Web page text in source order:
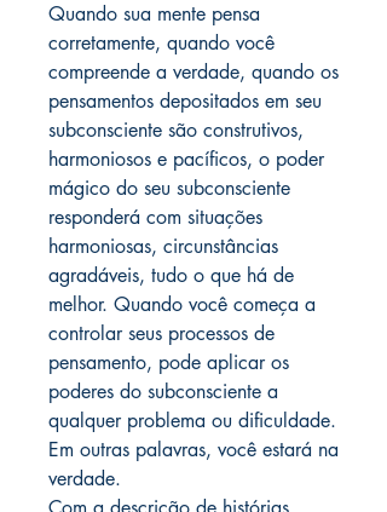
Quando sua mente pensa
corretamente, quando você
compreende a verdade, quando os
pensamentos depositados em seu
subconsciente são construtivos,
harmoniosos e pacíficos, o poder
mágico do seu subconsciente
responderá com situações
harmoniosas, circunstâncias
agradáveis, tudo o que há de
melhor. Quando você começa a
controlar seus processos de
pensamento, pode aplicar os
poderes do subconsciente a
qualquer problema ou dificuldade.
Em outras palavras, você estará na
verdade.